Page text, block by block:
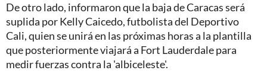
De otro lado, informaron que la baja de Caracas será
suplida por Kelly Caicedo, futbolista del Deportivo
Cali, quien se unirá en las próximas horas a la plantilla
que posteriormente viajará a Fort Lauderdale para
medir fuerzas contra la 'albiceleste'.